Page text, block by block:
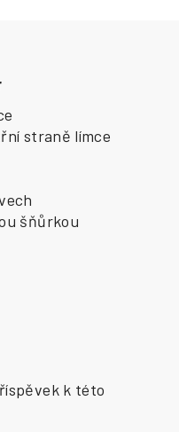
straně límce
šňůrkou
k této